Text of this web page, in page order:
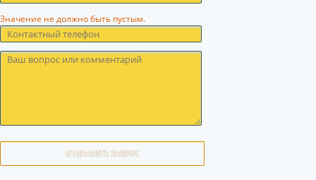
Значение не должно быть пустым.
ОТПРАВИТЬ ЗАПРОС